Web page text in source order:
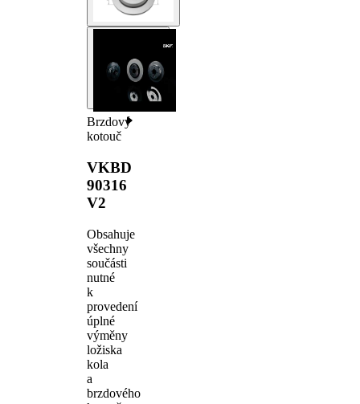
Brzdový
kotouč
VKBD
90316
V2
Obsahuje
všechny
součásti
nutné
k
provedení
úplné
výměny
ložiska
kola
a
brzdového